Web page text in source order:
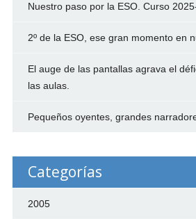
Nuestro paso por la ESO. Curso
2º de la ESO, ese gran momento en
El auge de las pantallas agrava el
las aulas.
Pequeños oyentes, grandes
Categorías
2005